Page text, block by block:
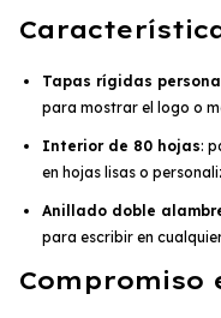
Tapas rígidas
para mostrar el logo o
Interior de 80 hojas:
en hojas lisas o
Anillado doble
para escribir en
Compromiso